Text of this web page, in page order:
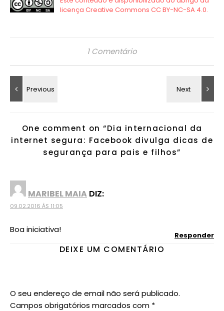
1 Comentário
One comment on “Dia internacional da
internet segura: Facebook divulga dicas de
segurança para pais e filhos”
MARIBEL MAIA DIZ:
09.02.2016 ÀS 11:05
Boa iniciativa!
Responder
DEIXE UM COMENTÁRIO
O seu endereço de email não será publicado.
Campos obrigatórios marcados com *